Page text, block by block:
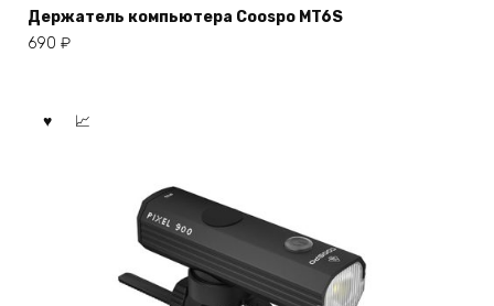
Держатель компьютера Coospo MT6S
690 ₽